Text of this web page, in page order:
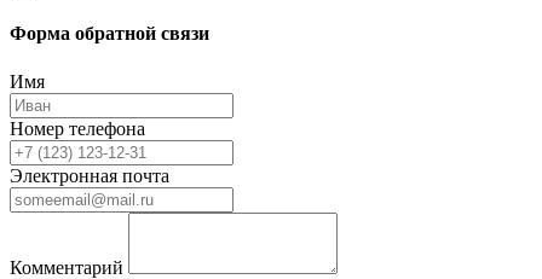
Форма обратной связи
Имя
Номер телефона
Электронная почта
Комментарий